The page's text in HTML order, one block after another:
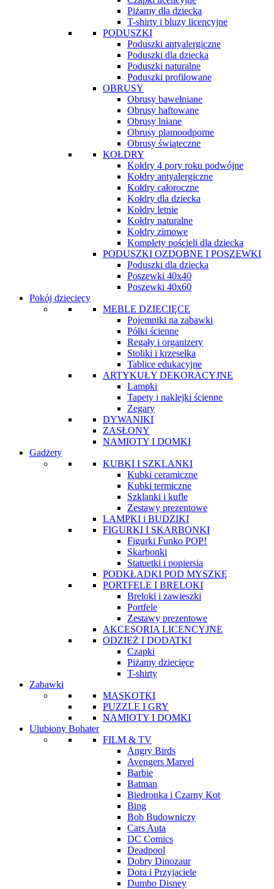
Piżamy dla dziecka
T-shirty i bluzy licencyjne
PODUSZKI
Poduszki antyalergiczne
Poduszki dla dziecka
Poduszki naturalne
Poduszki profilowane
OBRUSY
Obrusy bawełniane
Obrusy haftowane
Obrusy lniane
Obrusy plamoodporne
Obrusy świąteczne
KOŁDRY
Kołdry 4 pory roku podwójne
Kołdry antyalergiczne
Kołdry całoroczne
Kołdry dla dziecka
Kołdry letnie
Kołdry naturalne
Kołdry zimowe
Komplety pościeli dla dziecka
PODUSZKI OZDOBNE I POSZEWKI
Poduszki dla dziecka
Poszewki 40x40
Poszewki 40x60
Pokój dziecięcy
MEBLE DZIECIĘCE
Pojemniki na zabawki
Półki ścienne
Regały i organizery
Stoliki i krzesełka
Tablice edukacyjne
ARTYKUŁY DEKORACYJNE
Lampki
Tapety i naklejki ścienne
Zegary
DYWANIKI
ZASŁONY
NAMIOTY I DOMKI
Gadżety
KUBKI I SZKLANKI
Kubki ceramiczne
Kubki termiczne
Szklanki i kufle
Zestawy prezentowe
LAMPKI i BUDZIKI
FIGURKI I SKARBONKI
Figurki Funko POP!
Skarbonki
Statuetki i popiersia
PODKŁADKI POD MYSZKĘ
PORTFELE I BRELOKI
Breloki i zawieszki
Portfele
Zestawy prezentowe
AKCESORIA LICENCYJNE
ODZIEŻ I DODATKI
Czapki
Piżamy dziecięce
T-shirty
Zabawki
MASKOTKI
PUZZLE I GRY
NAMIOTY I DOMKI
Ulubiony Bohater
FILM & TV
Angry Birds
Avengers Marvel
Barbie
Batman
Biedronka i Czarny Kot
Bing
Bob Budowniczy
Cars Auta
DC Comics
Deadpool
Dobry Dinozaur
Dora i Przyjaciele
Dumbo Disney